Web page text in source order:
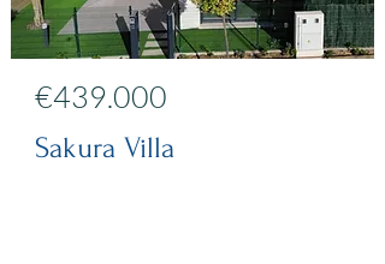
€439.000
Sakura Villa